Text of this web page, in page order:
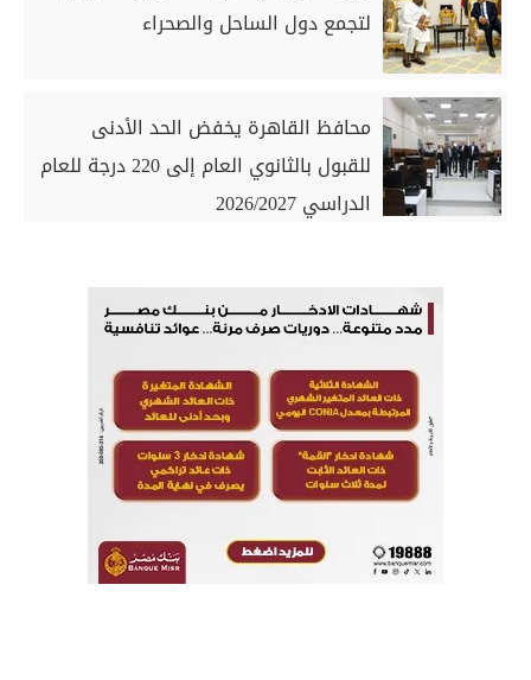
لتجمع دول الساحل والصحراء
محافظ القاهرة يخفض الحد الأدنى
للقبول بالثانوي العام إلى 220 درجة للعام
الدراسي 2026/2027